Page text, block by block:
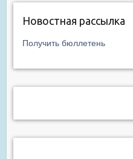
Новостная рассылка
Получить бюллетень